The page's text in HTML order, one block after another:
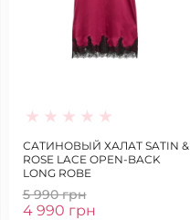
САТИНОВЫЙ ХАЛАТ SATIN &
ROSE LACE OPEN-BACK
LONG ROBE
5 990 грн
4 990 грн